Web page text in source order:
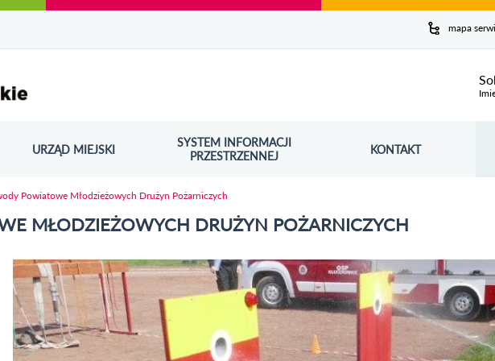
mapa
URZĄD MIEJSKI
SYSTEM INFORMACJI
PRZESTRZENNEJ
ODNOŚNIK OTWORZY SIĘ W NOWYM OKNIE KONTAKT
Powiatowe Młodzieżowych Drużyn Pożarniczych
MŁODZIEŻOWYCH DRUŻYN POŻARNICZYCH